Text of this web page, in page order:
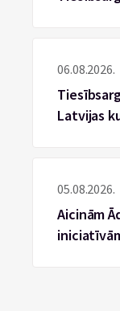
06.08.2026.
Latvijas
05.08.2026.
Aicinām